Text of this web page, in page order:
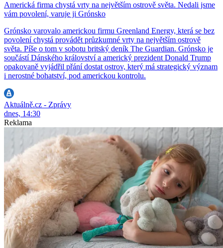
Americká firma chystá vrty na největším ostrově světa. Nedali jsme
vám povolení, varuje ji Grónsko
Grónsko varovalo americkou firmu Greenland Energy, která se bez
povolení chystá provádět průzkumné vrty na největším ostrově
světa. Píše o tom v sobotu britský deník The Guardian. Grónsko je
součástí Dánského království a americký prezident Donald Trump
opakovaně vyjádřil přání dostat ostrov, který má strategický význam
i nerostné bohatství, pod americkou kontrolu.
Aktuálně.cz - Zprávy
dnes, 14:30
Reklama